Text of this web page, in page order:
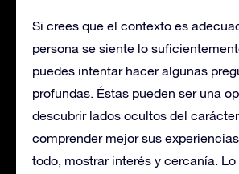
Si crees que el contexto es
persona se siente lo
puedes intentar hacer algunas
profundas. Éstas pueden ser una
descubrir lados ocultos del
comprender mejor sus
todo, mostrar interés y cercanía.